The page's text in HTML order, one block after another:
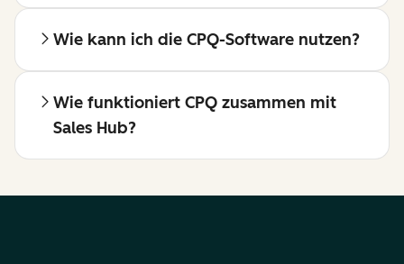
Wie kann ich die CPQ-Software nutzen?
Wie funktioniert CPQ zusammen mit
Sales Hub?